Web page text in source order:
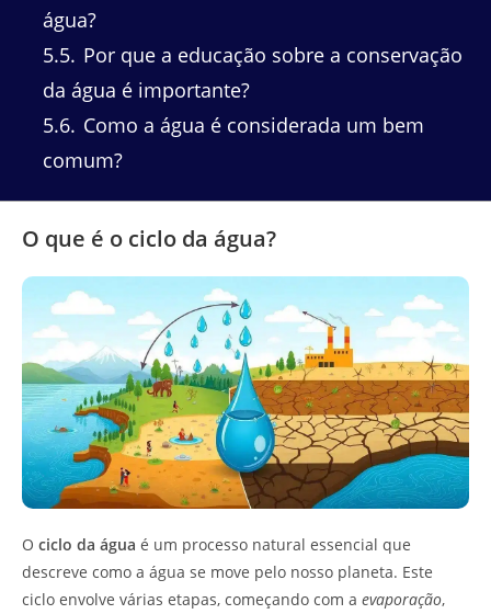
água?
5.5 Por que a educação sobre a conservação
da água é importante?
5.6 Como a água é considerada um bem
comum?
O que é o ciclo da água?
O ciclo da água é um processo natural essencial que
descreve como a água se move pelo nosso planeta. Este
ciclo envolve várias etapas, começando com a evaporação,